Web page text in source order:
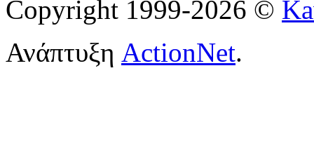
Copyright 1999-2026 ©
Ανάπτυξη ActionNet.